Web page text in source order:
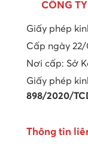
CÔNG
Giấy phép
Cấp ngày 22/
Nơi cấp: Sở
Giấy phép
898/2020/
Thông tin